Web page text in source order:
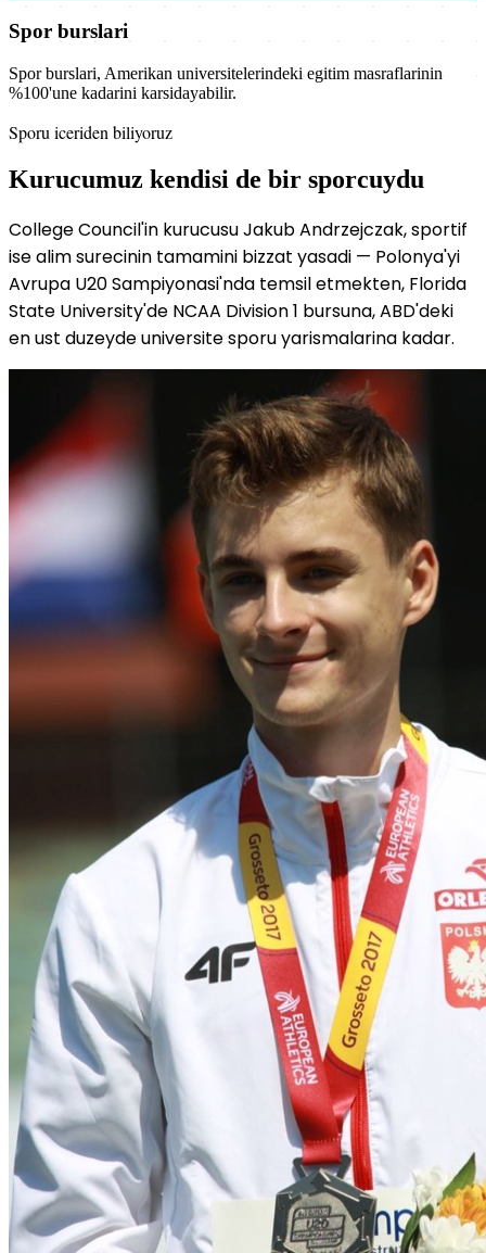
Spor burslari
Spor burslari, Amerikan universitelerindeki egitim masraflarinin
%100'une kadarini karsidayabilir.
Sporu iceriden biliyoruz
Kurucumuz kendisi de bir sporcuydu
College Council'in kurucusu Jakub Andrzejczak, sportif
ise alim surecinin tamamini bizzat yasadi — Polonya'yi
Avrupa U20 Sampiyonasi'nda temsil etmekten, Florida
State University'de NCAA Division 1 bursuna, ABD'deki
en ust duzeyde universite sporu yarismalarina kadar.